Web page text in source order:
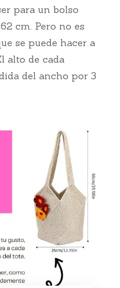
para un bolso
cm. Pero no es
se puede hacer a
alto de cada
del ancho por 3